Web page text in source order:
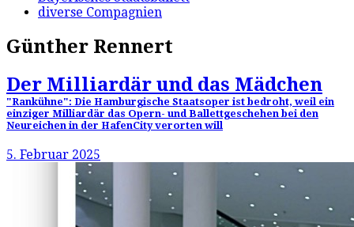
diverse Compagnien
Günther Rennert
Der Milliardär und das Mädchen
"Rankühne": Die Hamburgische Staatsoper ist bedroht, weil ein
einziger Milliardär das Opern- und Ballettgeschehen bei den
Neureichen in der HafenCity verorten will
5. Februar 2025